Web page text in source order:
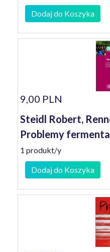
Dodaj do Koszyka
9,00 PLN
Steidl Robert,
Problemy
1 produkt/y
Dodaj do Koszyka